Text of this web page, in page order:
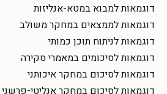
דוגמאות למבוא במטא-אנליזות
דוגמאות לממצאים במחקר משולב
דוגמאות לניתוח תוכן כמותי
דוגמאות לסיכומים במאמרי סקירה
דוגמאות לסיכום במחקר איכותני
דוגמאות לסיכום במחקר אנליטי-פרשני